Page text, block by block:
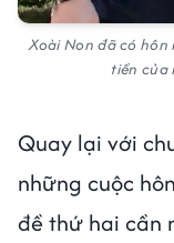
Xoài Non đã có hôn
tiền của
Quay lại với
những cuộc
đề thứ hai cần